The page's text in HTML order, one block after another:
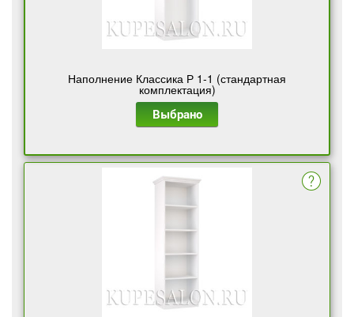
Наполнение Классика Р 1-1 (стандартная
комплектация)
Выбрано